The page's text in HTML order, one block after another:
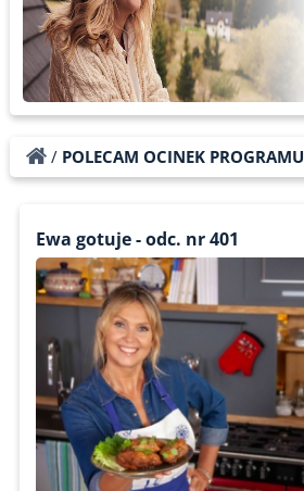
/ POLECAM OCINEK PROGRAMU
Ewa gotuje - odc. nr 401